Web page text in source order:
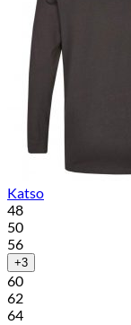
Katso
48
50
56
+3
60
62
64